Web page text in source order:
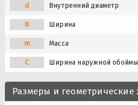
d Внутренний диаметр
B Ширина
m Масса
C Ширина наружной обоймы
Размеры и геометрические